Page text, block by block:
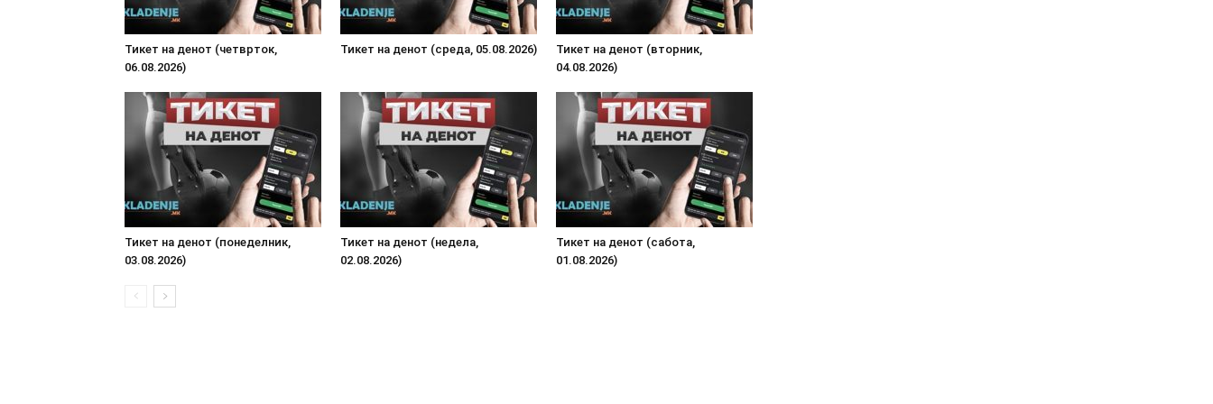
Тикет на денот (четврток,
06.08.2026)
Тикет на денот (среда, 05.08.2026)
Тикет на денот (вторник,
04.08.2026)
Тикет на денот (понеделник,
03.08.2026)
Тикет на денот (недела,
02.08.2026)
Тикет на денот (сабота,
01.08.2026)